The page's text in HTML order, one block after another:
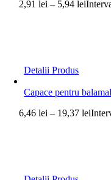
2,91lei – 5,94lei
Detalii Produs
Capace pentru
6,46lei – 19,37lei